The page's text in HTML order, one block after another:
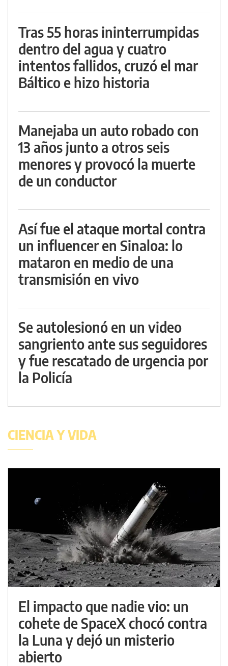
Tras 55 horas ininterrumpidas
dentro del agua y cuatro
intentos fallidos, cruzó el mar
Báltico e hizo historia
Manejaba un auto robado con
13 años junto a otros seis
menores y provocó la muerte
de un conductor
Así fue el ataque mortal contra
un influencer en Sinaloa: lo
mataron en medio de una
transmisión en vivo
Se autolesionó en un video
sangriento ante sus seguidores
y fue rescatado de urgencia por
la Policía
CIENCIA Y VIDA
El impacto que nadie vio: un
cohete de SpaceX chocó contra
la Luna y dejó un misterio
abierto